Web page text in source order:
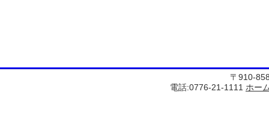
〒910-
電話:0776-21-1111 ホー